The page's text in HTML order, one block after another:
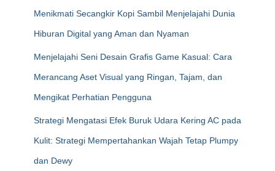
Menikmati Secangkir Kopi Sambil Menjelajahi Dunia
Hiburan Digital yang Aman dan Nyaman
Menjelajahi Seni Desain Grafis Game Kasual: Cara
Merancang Aset Visual yang Ringan, Tajam, dan
Mengikat Perhatian Pengguna
Strategi Mengatasi Efek Buruk Udara Kering AC pada
Kulit: Strategi Mempertahankan Wajah Tetap Plumpy
dan Dewy